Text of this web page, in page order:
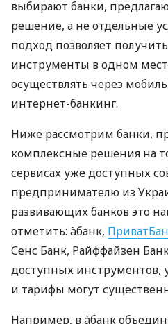
выбирают банки,
решение, а не отдельные
подход позволяет
инструменты в одном
осуществлять через
интернет-банкинг.
Ниже рассмотрим банки,
комплексные решения на
сервисах уже доступных
предпринимателю из
развивающих банков это
отметить: àбанк,
Сенс Банк, Райффайзен
доступных инструментов,
и тарифы могут
Например, в àбанк